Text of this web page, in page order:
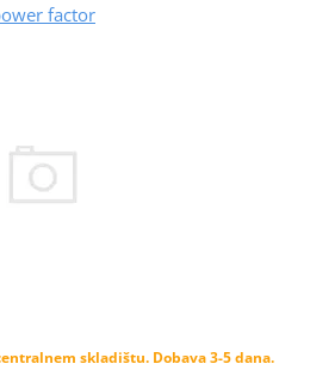
factor
skladištu. Dobava 3-5 dana.